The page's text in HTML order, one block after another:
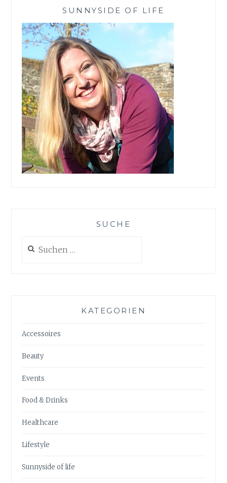
SUNNYSIDE OF LIFE
SUCHE
nach:
KATEGORIEN
Accessoires
Beauty
Events
Food & Drinks
Healthcare
Lifestyle
Sunnyside of life